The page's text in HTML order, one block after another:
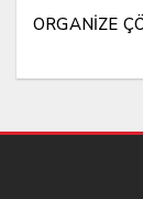
ORGANİZE